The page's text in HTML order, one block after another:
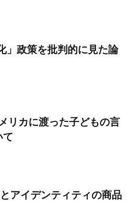
」政策を批判的に見た論
リカに渡った子どもの言
て
アイデンティティの商品